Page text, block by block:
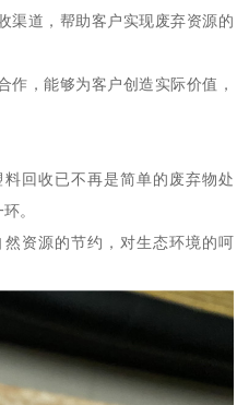
渠道，帮助客户实现废弃资源的
作，能够为客户创造实际价值，
回收已不再是简单的废弃物处
。
资源的节约，对生态环境的呵